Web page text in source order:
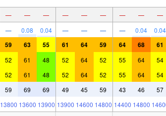
— — — — — — — — —
— 0.08 0.04 — — — — 0.04 0.04
59 63 55 61 64 59 64 68 61
52 61 48 52 64 52 55 64 54
52 61 48 52 64 52 55 64 54
59 69 69 49 45 59 43 46 57
13800 13600 13900 13900 14600 14800 14400 14800